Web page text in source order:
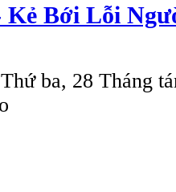
Kẻ Bới Lỗi
Thứ ba, 28 Tháng